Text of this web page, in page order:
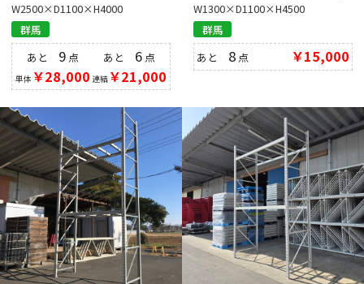
W2500×D1100×H4000
群馬
あと 9 点
単体 ￥28,000
あと 6点
連結￥21,000
W1300×D1100×H4500
群馬
あと 8 点 ￥15,000